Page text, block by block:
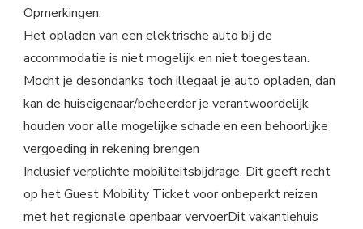
Opmerkingen:
Het opladen van een elektrische auto bij de
accommodatie is niet mogelijk en niet toegestaan.
Mocht je desondanks toch illegaal je auto opladen, dan
kan de huiseigenaar/beheerder je verantwoordelijk
houden voor alle mogelijke schade en een behoorlijke
vergoeding in rekening brengen
Inclusief verplichte mobiliteitsbijdrage. Dit geeft recht
op het Guest Mobility Ticket voor onbeperkt reizen
met het regionale openbaar vervoerDit vakantiehuis